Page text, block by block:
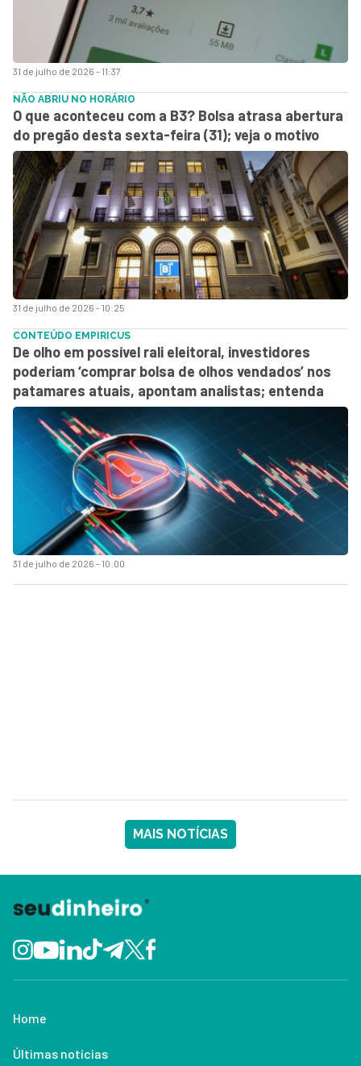
31 de julho de 2026 - 11:37
31 de julho de 2026 - 10:25
NÃO ABRIU NO HORÁRIO
O que aconteceu com a B3? Bolsa atrasa abertura
do pregão desta sexta-feira (31); veja o motivo
31 de julho de 2026 - 10:00
CONTEÚDO EMPIRICUS
De olho em possível rali eleitoral, investidores
poderiam ‘comprar bolsa de olhos vendados’ nos
patamares atuais, apontam analistas; entenda
MAIS NOTÍCIAS
Home
Últimas notícias